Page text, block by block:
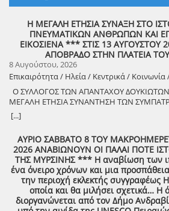
Η ΜΕΓΑΛΗ ΕΤΗΣΙΑ ΣΥΝΑΞΗ ΣΤΟ
ΠΝΕΥΜΑΤΙΚΩΝ ΑΝΘΡΩΠΩΝ ΚΑΙ
ΕΙΚΟΣΙΕΝΑ *** ΣΤΙΣ 13 ΑΥΓΟΥΣΤΟΥ
ΑΠΟΒΡΑΔΟ ΣΤΗΝ ΠΛΑΤΕΙΑ
8 Αυγούστου, 2026
Επικαιρότητα / Ηλεία / Κεντρικά /
Ο ΣΥΛΛΟΓΟΣ ΤΩΝ ΑΠΑΝΤΑΧΟΥ ΔΟΥΚΙΩΤΩΝ
ΜΕΓΑΛΗ ΕΤΗΣΙΑ ΣΥΝΑΝΤΗΣΗ ΤΩΝ
ΑΘΑΝΑΤΟ! Μεγάλη η χαρά η δική μας για το
τον επαναστάτη πρόγονό μας που πολέμησε
κανόνια του αγώνα! ΦΩΤΟΓΡΑΦΙΕΣ ΚΑΙ
ΣΥΝΑΠΑΝΤΗΜΑ (Πατήστε πάνω στο
αρχείο) Ο Σύλλογος των απανταχού
εκδήλωση που θα πραγματοποιηθεί στο
συνδιοργάνωση με τον Δήμο Αρχαίας
ημέρα Πέμπτη και ώρα 8:30 μ.μ., στην
«Άυλη πολιτιστική κληρονομιά:
[...]
ΑΥΡΙΟ ΣΑΒΒΑΤΟ 8 ΤΟΥ
2026 ΑΝΑΒΙΩΝΟΥΝ ΟΙ ΠΑΛΑΙ ΠΟΤΕ
ΤΗΣ ΜΥΡΣΙΝΗΣ *** Η αναβίωση των
ένα όνειρο χρόνων και μια
την περιοχή εκλεκτής συγγραφέως
οποία και θα μιλήσει σχετικά…
διοργανώνεται από τον Δήμο